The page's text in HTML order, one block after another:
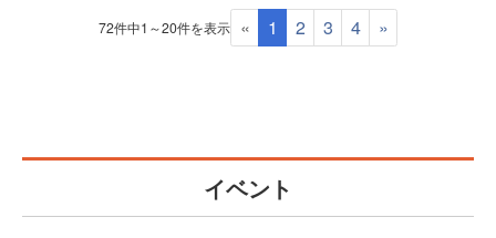
72件中1～20件を表示 « 1 2 3 4 »
イベント